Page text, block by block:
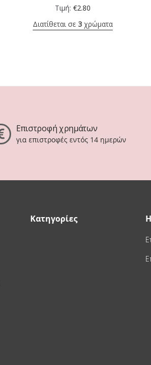
Τιμή: €2.80
Διατίθεται σε 3χρώματα
Επιστροφή χρημάτων
για επιστροφές εντός 14 ημερών
Κατηγορίες